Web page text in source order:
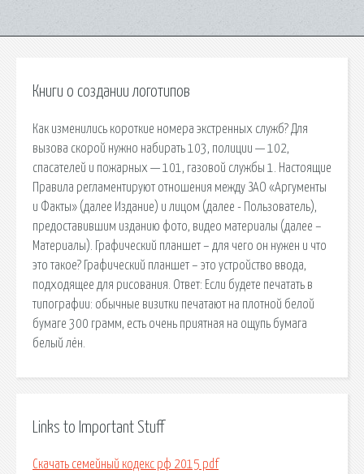
Книги о создании логотипов
Как изменились короткие номера экстренных служб? Для
вызова скорой нужно набирать 103, полиции — 102,
спасателей и пожарных — 101, газовой службы 1. Настоящие
Правила регламентируют отношения между ЗАО «Аргументы
и Факты» (далее Издание) и лицом (далее - Пользователь),
предоставившим изданию фото, видео материалы (далее –
Материалы). Графический планшет – для чего он нужен и что
это такое? Графический планшет – это устройство ввода,
подходящее для рисования. Ответ: Если будете печатать в
типографии: обычные визитки печатают на плотной белой
бумаге 300 грамм, есть очень приятная на ощупь бумага
белый лён.
Links to Important Stuff
Скачать семейный кодекс рф 2015 pdf